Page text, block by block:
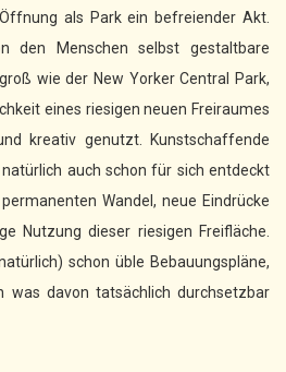
als Park ein befreiender Akt.
den Menschen selbst gestaltbare
wie der New Yorker Central Park,
eines riesigen neuen Freiraumes
kreativ genutzt. Kunstschaffende
natürlich auch schon für sich entdeckt
Wandel, neue Eindrücke
Nutzung dieser riesigen Freifläche.
schon üble Bebauungspläne,
was davon tatsächlich durchsetzbar